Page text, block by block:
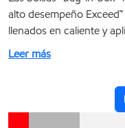
alto desempeño
llenados en caliente y
Leer más